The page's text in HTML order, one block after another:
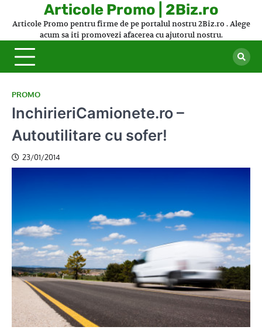
Articole Promo | 2Biz.ro
Articole Promo pentru firme de pe portalul nostru 2Biz.ro . Alege
acum sa iti promovezi afacerea cu ajutorul nostru.
PROMO
InchirieriCamionete.ro –
Autoutilitare cu sofer!
23/01/2014